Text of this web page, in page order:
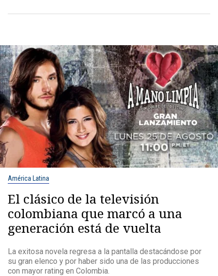
América Latina
El clásico de la televisión
colombiana que marcó a una
generación está de vuelta
La exitosa novela regresa a la pantalla destacándose por
su gran elenco y por haber sido una de las producciones
con mayor rating en Colombia.